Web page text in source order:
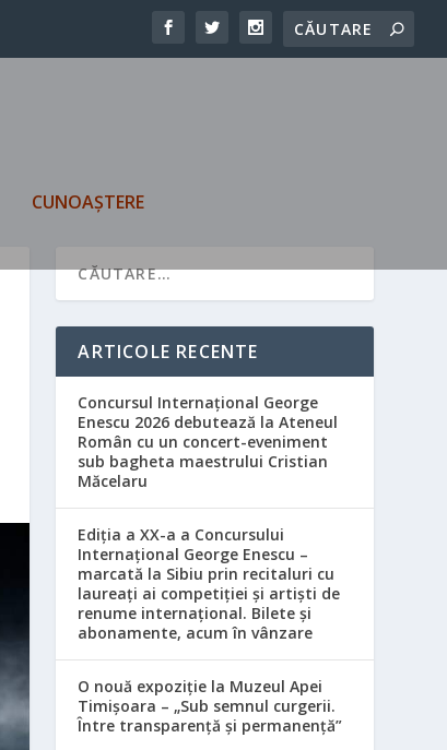
CUNOAȘTERE
ARTICOLE RECENTE
Concursul Internațional George
Enescu 2026 debutează la Ateneul
Român cu un concert-eveniment
sub bagheta maestrului Cristian
Măcelaru
Ediția a XX-a a Concursului
Internațional George Enescu –
marcată la Sibiu prin recitaluri cu
laureați ai competiției și artiști de
renume internațional. Bilete și
abonamente, acum în vânzare
O nouă expoziție la Muzeul Apei
Timișoara – „Sub semnul curgerii.
Între transparență și permanență”